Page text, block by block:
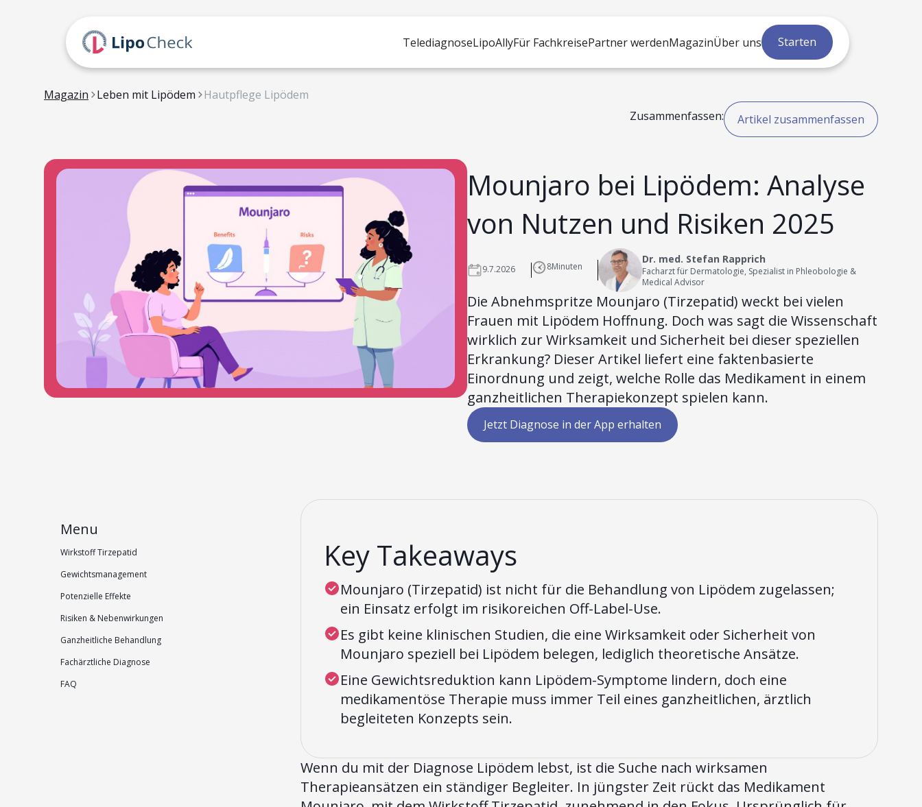
TelediagnoseLipoAllyFür FachkreisePartner werdenMagazinÜber uns Starten
Magazin Leben mit Lipödem
Hautpflege Lipödem
Zusammenfassen:
Artikel zusammenfassen
Mounjaro bei Lipödem: Analyse
von Nutzen und Risiken 2025
9.7.2026 8Minuten
Dr. med. Stefan Rapprich
Facharzt für Dermatologie, Spezialist in Phleobologie &
Medical Advisor
Die Abnehmspritze Mounjaro (Tirzepatid) weckt bei vielen
Frauen mit Lipödem Hoffnung. Doch was sagt die Wissenschaft
wirklich zur Wirksamkeit und Sicherheit bei dieser speziellen
Erkrankung? Dieser Artikel liefert eine faktenbasierte
Einordnung und zeigt, welche Rolle das Medikament in einem
ganzheitlichen Therapiekonzept spielen kann.
Jetzt Diagnose in der App erhalten
Menu
Wirkstoff Tirzepatid
Gewichtsmanagement
Potenzielle Effekte
Risiken & Nebenwirkungen
Ganzheitliche Behandlung
Fachärztliche Diagnose
FAQ
Key Takeaways
Mounjaro (Tirzepatid) ist nicht für die Behandlung von Lipödem zugelassen;
ein Einsatz erfolgt im risikoreichen Off-Label-Use.
Es gibt keine klinischen Studien, die eine Wirksamkeit oder Sicherheit von
Mounjaro speziell bei Lipödem belegen, lediglich theoretische Ansätze.
Eine Gewichtsreduktion kann Lipödem-Symptome lindern, doch eine
medikamentöse Therapie muss immer Teil eines ganzheitlichen, ärztlich
begleiteten Konzepts sein.
Wenn du mit der Diagnose Lipödem lebst, ist die Suche nach wirksamen
Therapieansätzen ein ständiger Begleiter. In jüngster Zeit rückt das Medikament